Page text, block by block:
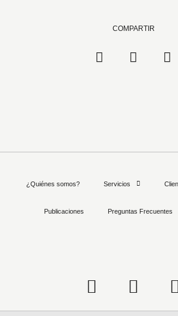
COMPARTIR
¿Quiénes somos? Servicios
Publicaciones Preguntas Frecuentes